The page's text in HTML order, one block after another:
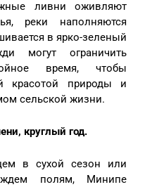
ливни оживляют
реки наполняются
в ярко-зеленый
могут ограничить
время, чтобы
красотой природы и
сельской жизни.
круглый год.
в сухой сезон или
полям, Минипе